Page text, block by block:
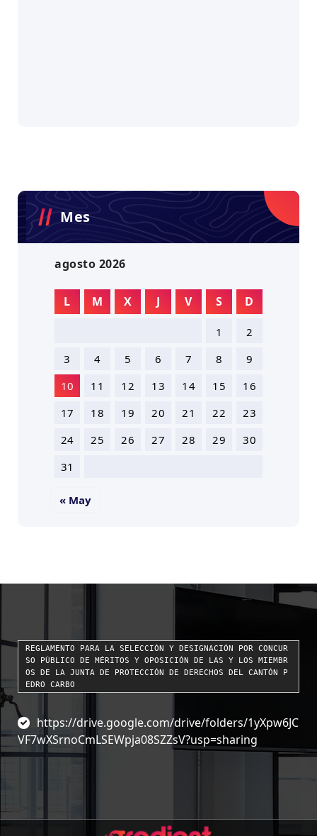
Mes
agosto 2026
L M X J V S D
1
2
3
4 5 6 7 8
9
10
11 12 13 14 15
16
17
18 19 20 21 22
23
24
25 26 27 28 29
30
31
« May
REGLAMENTO PARA LA SELECCIÓN Y DESIGNACIÓN POR CONCUR
SO PÚBLICO DE MÉRITOS Y OPOSICIÓN DE LAS Y LOS MIEMBR
OS DE LA JUNTA DE PROTECCIÓN DE DERECHOS DEL CANTÓN P
EDRO CARBO
https://drive.google.com/drive/folders/1yXpw6JC
VF7wXSrnoCmLSEWpja08SZZsV?usp=sharing